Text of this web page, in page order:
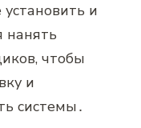
и
нанять
чтобы
и
системы․